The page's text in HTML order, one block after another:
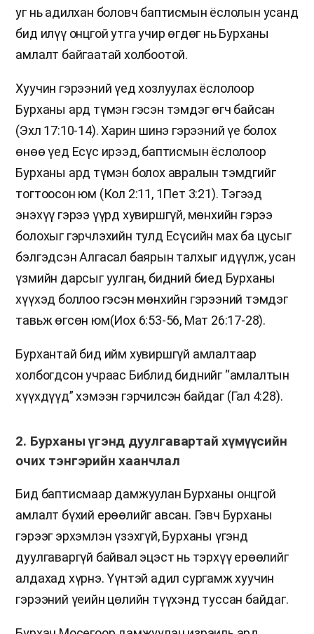
уг нь адилхан боловч баптисмын ёслолын усанд
бид илүү онцгой утга учир өгдөг нь Бурханы
амлалт байгаатай холбоотой.
Хуучин гэрээний үед хозлуулах ёслолоор
Бурханы ард түмэн гэсэн тэмдэг өгч байсан
(Эхл 17:10-14). Харин шинэ гэрээний үе болох
өнөө үед Есүс ирээд, баптисмын ёслолоор
Бурханы ард түмэн болох авралын тэмдгийг
тогтоосон юм (Кол 2:11, 1Пет 3:21). Тэгээд
энэхүү гэрээ үүрд хувиршгүй, мөнхийн гэрээ
болохыг гэрчлэхийн тулд Есүсийн мах ба цусыг
бэлгэдсэн Алгасал баярын талхыг идүүлж, усан
үзмийн дарсыг уулган, бидний биед Бурханы
хүүхэд боллоо гэсэн мөнхийн гэрээний тэмдэг
тавьж өгсөн юм(Иох 6:53-56, Мат 26:17-28).
Бурхантай бид ийм хувиршгүй амлалтаар
холбогдсон учраас Библид биднийг “амлалтын
хүүхдүүд” хэмээн гэрчилсэн байдаг (Гал 4:28).
2. Бурханы үгэнд дуулгавартай хүмүүсийн
очих тэнгэрийн хаанчлал
Бид баптисмаар дамжуулан Бурханы онцгой
амлалт бүхий ерөөлийг авсан. Гэвч Бурханы
гэрээг эрхэмлэн үзэхгүй, Бурханы үгэнд
дуулгаваргүй байвал эцэст нь тэрхүү ерөөлийг
алдахад хүрнэ. Үүнтэй адил сургамж хуучин
гэрээний үеийн цөлийн түүхэнд туссан байдаг.